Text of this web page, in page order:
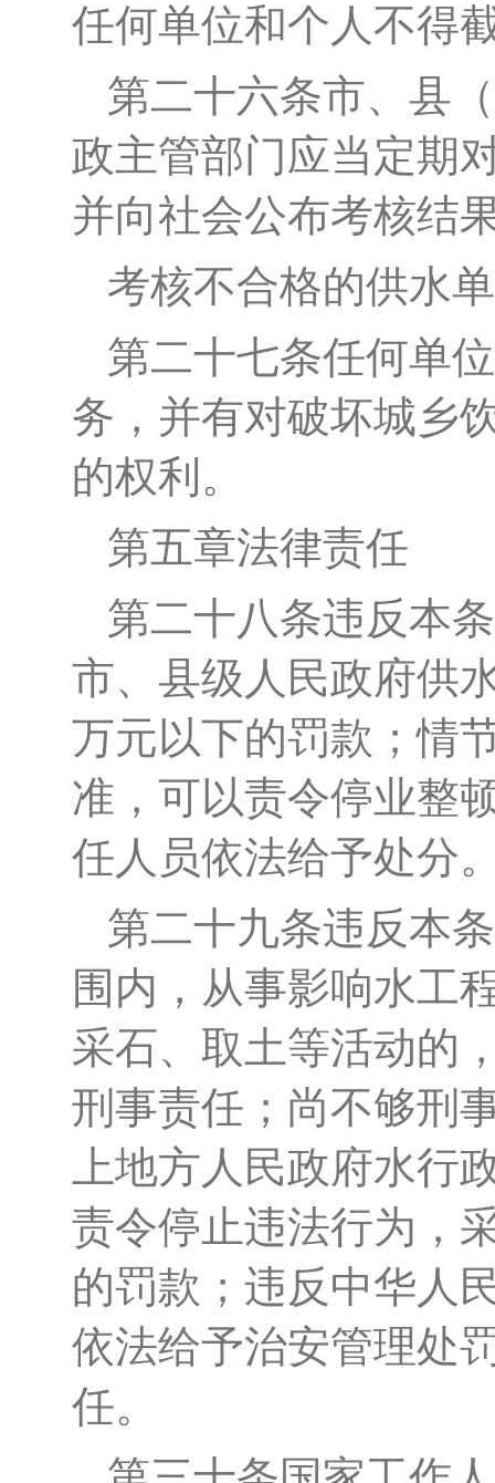
任何单位和个人不得
第二十六条市、县
政主管部门应当定期
并向社会公布考核结
考核不合格的供水
第二十七条任何单
务，并有对破坏城乡
的权利。
第五章法律责任
第二十八条违反本
市、县级人民政府供
万元以下的罚款；情
准，可以责令停业整
任人员依法给予处分
第二十九条违反本
围内，从事影响水工
采石、取土等活动的
刑事责任；尚不够刑
上地方人民政府水行
责令停止违法行为，
的罚款；违反中华人
依法给予治安管理处
任。